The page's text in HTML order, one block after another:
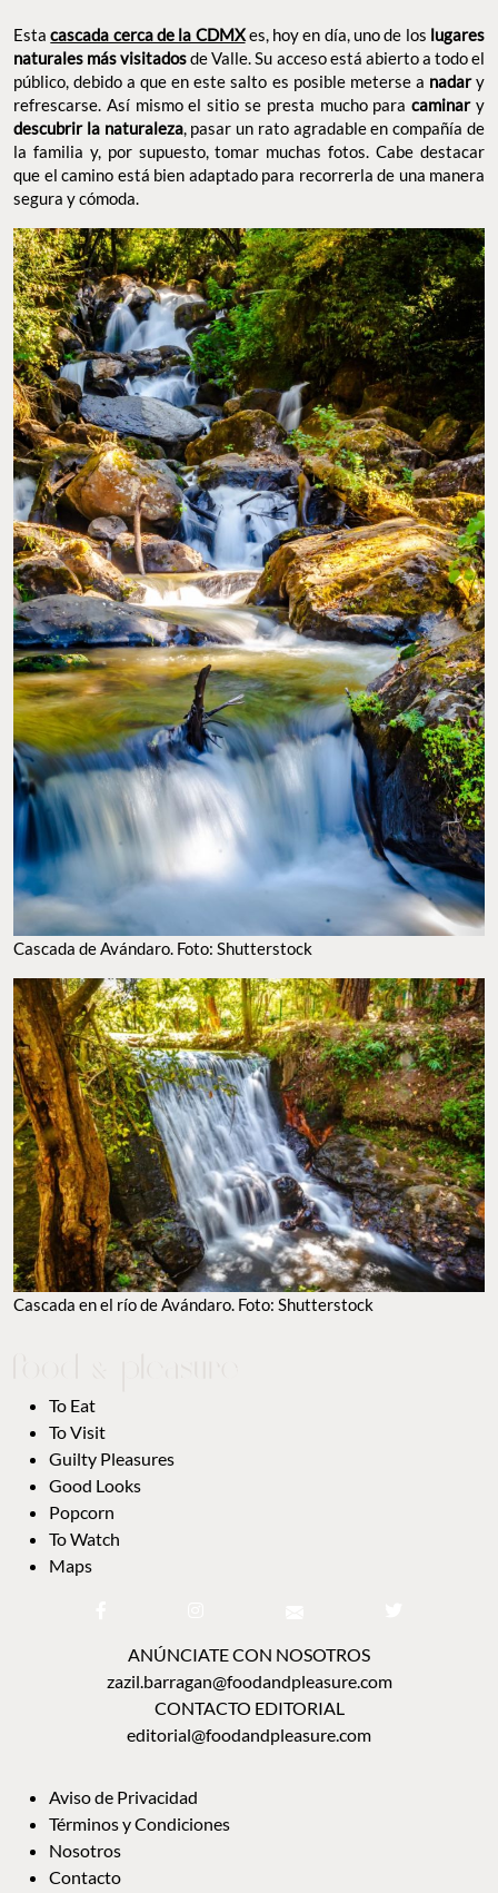
Estacascada cerca de la CDMXes, hoy en día, uno de los lugares
naturales más visitadosde Valle. Su acceso está abierto a todo el
público, debido a que en este salto es posible meterse a nadary
refrescarse. Así mismo el sitio se presta mucho paracaminary
descubrir la naturaleza, pasar un rato agradable en compañía de
la familia y, por supuesto, tomar muchas fotos. Cabe destacar
que el camino está bien adaptado para recorrerla de una manera
segura y cómoda.
Cascada de Avándaro. Foto: Shutterstock
Cascada en el río de Avándaro. Foto: Shutterstock
To Eat
To Visit
Guilty Pleasures
Good Looks
Popcorn
To Watch
Maps
ANÚNCIATE CON NOSOTROS
zazil.barragan@foodandpleasure.com
CONTACTO EDITORIAL
editorial@foodandpleasure.com
Aviso de Privacidad
Términos y Condiciones
Nosotros
Contacto